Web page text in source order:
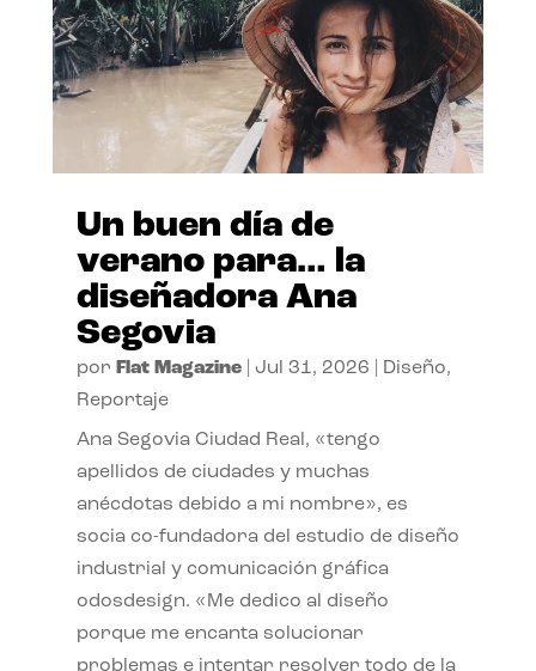
Un buen día de
verano para… la
diseñadora Ana
Segovia
por Flat Magazine| Jul 31, 2026 Diseño,
Reportaje
Ana Segovia Ciudad Real, «tengo
apellidos de ciudades y muchas
anécdotas debido a mi nombre», es
socia co-fundadora del estudio de diseño
industrial y comunicación gráfica
odosdesign. «Me dedico al diseño
porque me encanta solucionar
problemas e intentar resolver todo de la